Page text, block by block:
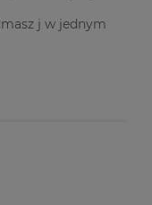
j w jednym